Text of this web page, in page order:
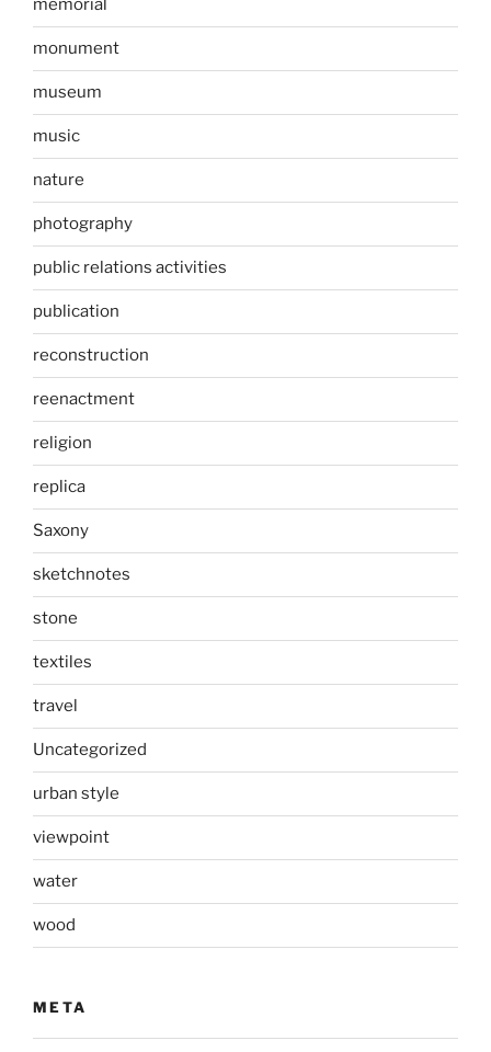
memorial
monument
museum
music
nature
photography
public relations activities
publication
reconstruction
reenactment
religion
replica
Saxony
sketchnotes
stone
textiles
travel
Uncategorized
urban style
viewpoint
water
wood
META